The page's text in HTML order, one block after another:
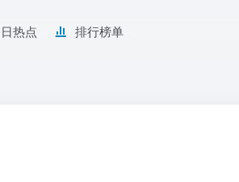
热点 排行榜单